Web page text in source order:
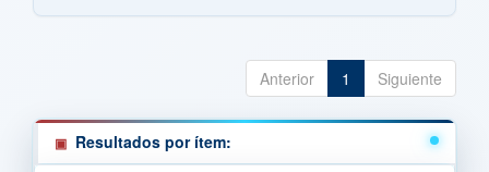
Anterior 1 Siguiente
Resultados por ítem: